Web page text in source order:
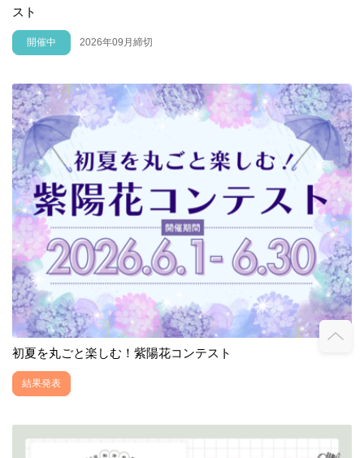
スト
開催中 2026年09月締切
初夏を丸ごと楽しむ！紫陽花コンテスト
結果発表